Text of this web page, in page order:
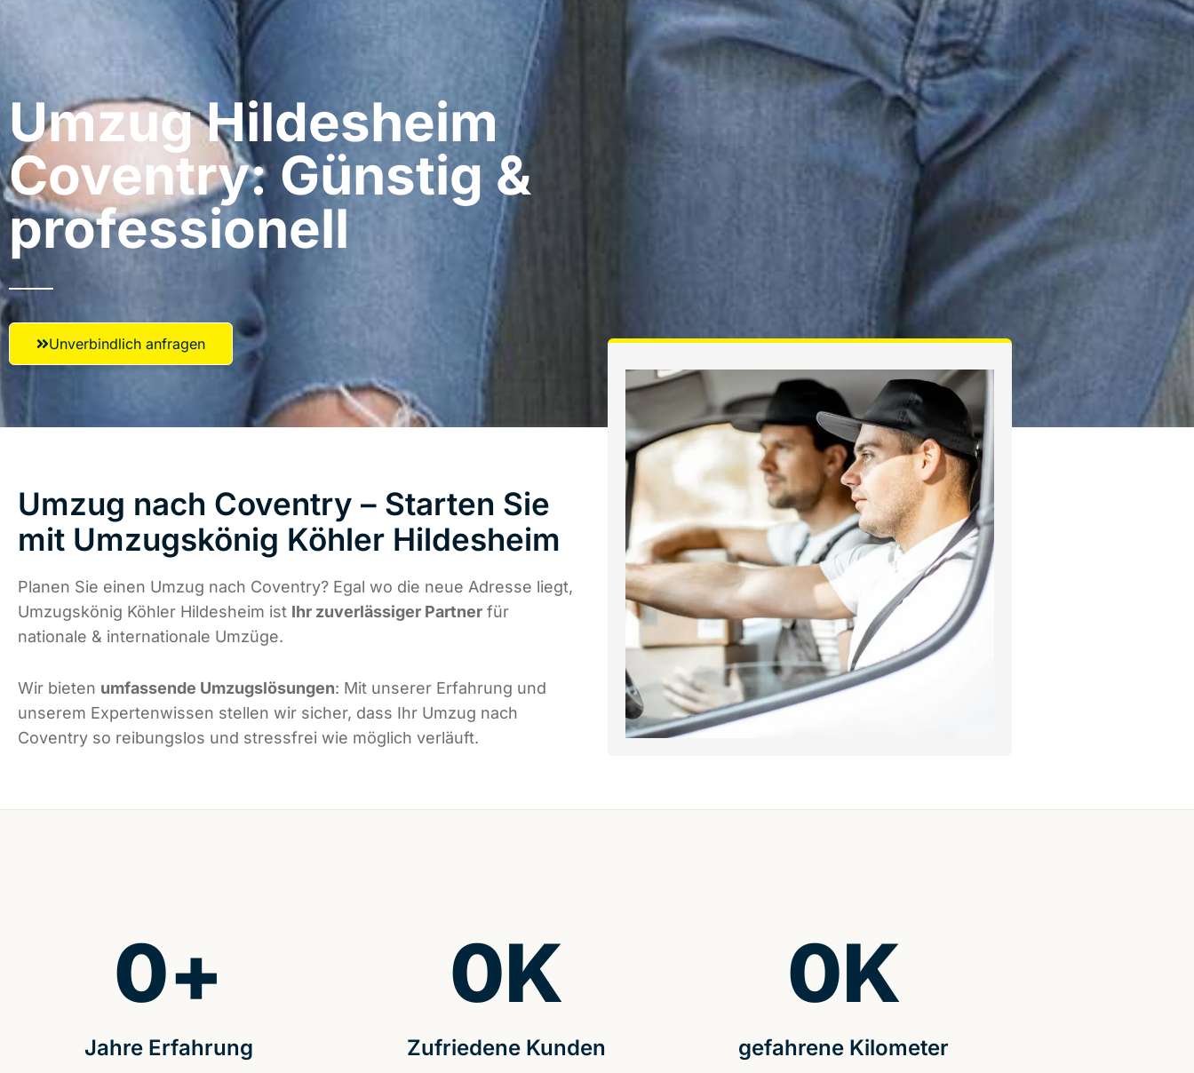
Umzug Hildesheim​
Coventry: Günstig &
professionell​
Unverbindlich anfragen
Umzug nach Coventry – Starten Sie
mit Umzugskönig Köhler Hildesheim
Planen Sie einen Umzug nach Coventry? Egal wo die neue Adresse liegt,
Umzugskönig Köhler Hildesheim ist Ihr zuverlässiger Partner für
nationale & internationale Umzüge.
Wir bieten umfassende Umzugslösungen: Mit unserer Erfahrung und
unserem Expertenwissen stellen wir sicher, dass Ihr Umzug nach
Coventry so reibungslos und stressfrei wie möglich verläuft.
Jahre Erfahrung
0+
Zufriedene Kunden
0K
gefahrene Kilometer
0K